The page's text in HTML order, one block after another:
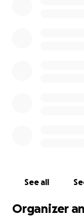
See all
Organizer